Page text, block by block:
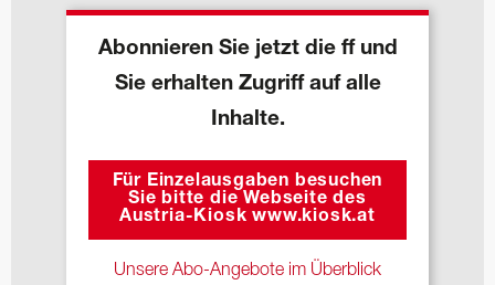
Abonnieren Sie jetzt die ff und
Sie erhalten Zugriff auf alle
Inhalte.
Für Einzelausgaben besuchen
Sie bitte die Webseite des
Austria-Kiosk www.kiosk.at
Unsere Abo-Angebote im Überblick